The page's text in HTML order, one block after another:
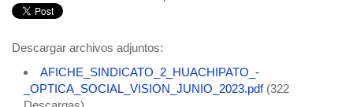
Descargar archivos adjuntos:
AFICHE_SINDICATO_2_HUACHIPATO_-
_OPTICA_SOCIAL_VISION_JUNIO_2023.pdf (322